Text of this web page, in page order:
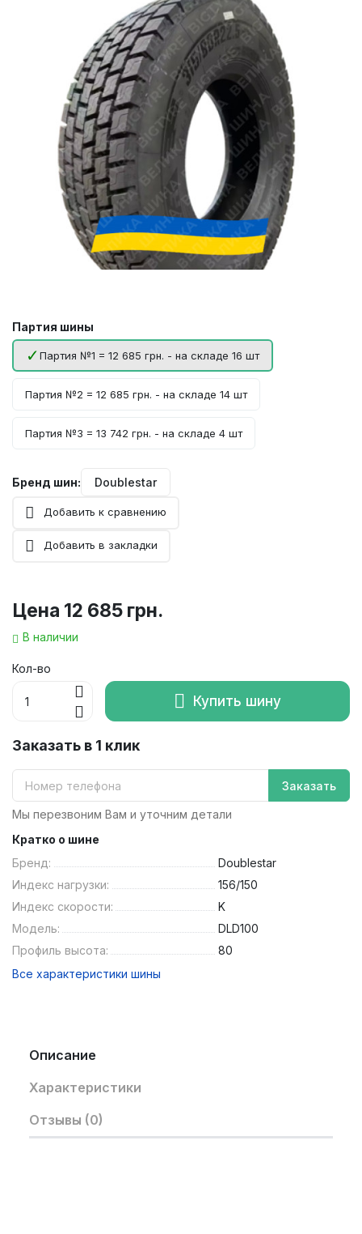
Партия шины
Партия №1 = 12 685 грн. - на складе 16 шт
Партия №2 = 12 685 грн. - на складе 14 шт
Партия №3 = 13 742 грн. - на складе 4 шт
Бренд шин: Doublestar
Добавить к сравнению
Добавить в закладки
Цена 12 685 грн.
В наличии
Кол-во
Купить шину
Заказать в 1 клик
Заказать
Мы перезвоним Вам и уточним детали
Кратко о шине
Бренд:
Doublestar
Индекс нагрузки:
156/150
Индекс скорости:
K
Модель:
DLD100
Профиль высота:
80
Все характеристики шины
Описание
Характеристики
Отзывы (0)